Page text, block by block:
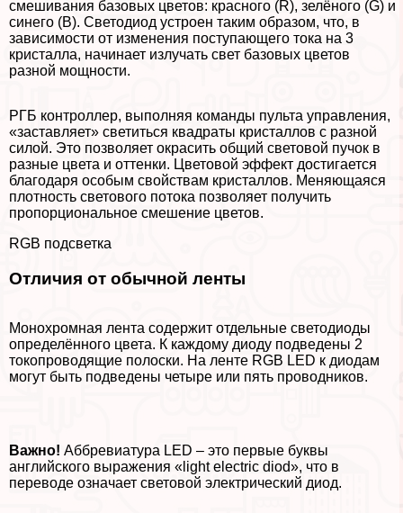
смешивания базовых цветов: красного (R), зелёного (G) и
синего (B). Светодиод устроен таким образом, что, в
зависимости от изменения поступающего тока на 3
кристалла, начинает излучать свет базовых цветов
разной мощности.
РГБ контроллер, выполняя комaнды пульта управления,
«заставляет» светиться квадраты кристаллов с разной
силой. Это позволяет окрасить общий световой пучок в
разные цвета и оттенки. Цветовой эффект достигается
благодаря особым свойствам кристаллов. Меняющаяся
плотность светового потока позволяет получить
пропорциональное смешение цветов.
RGB подсветка
Отличия от обычной ленты
Монохромная лента содержит отдельные светодиоды
определённого цвета. К каждому диоду подведены 2
токопроводящие полоски. На ленте RGB LED к диодам
могут быть подведены четыре или пять проводников.
Важно! Аббревиатура LED – это первые буквы
английского выражения «light electric diod», что в
переводе означает световой электрический диод.